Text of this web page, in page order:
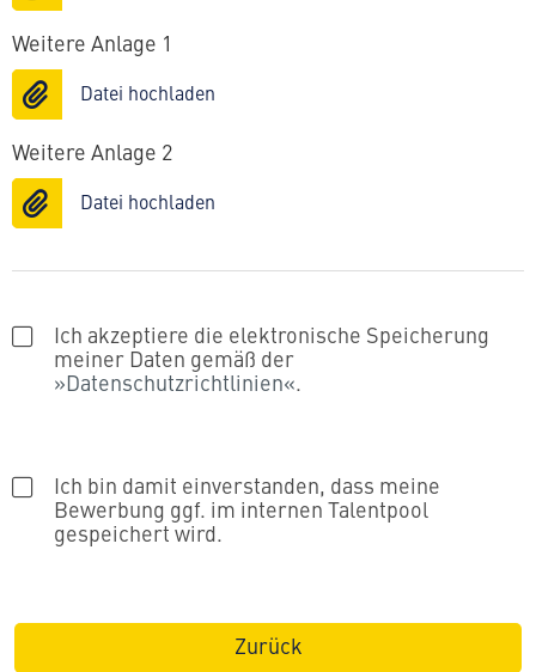
Weitere Anlage 1
Datei hochladen
Weitere Anlage 2
Datei hochladen
Ich akzeptiere die elektronische Speicherung
meiner Daten gemäß der
Datenschutzrichtlinien
.
Ich bin damit einverstanden, dass meine
Bewerbung ggf. im internen Talentpool
gespeichert wird.
Zurück